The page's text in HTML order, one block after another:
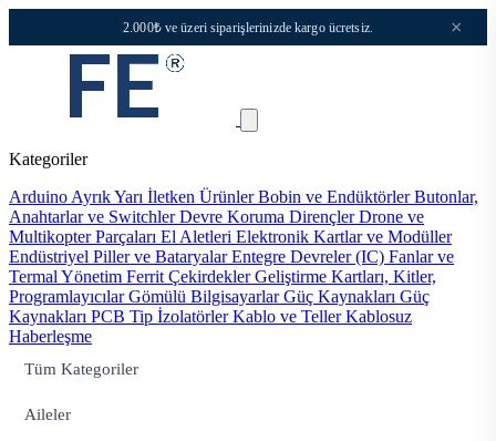
2.000₺ ve üzeri siparişlerinizde kargo ücretsiz. ×
Kategoriler
Arduino Ayrık Yarı İletken ÜrünlerBobin ve EndüktörlerButonlar,
Anahtarlar ve SwitchlerDevre Koruma DirençlerDrone ve
Multikopter Parçaları El Aletleri Elektronik Kartlar ve Modüller
Endüstriyel Piller ve BataryalarEntegre Devreler (IC) Fanlar ve
Termal Yönetim Ferrit ÇekirdeklerGeliştirme Kartları, Kitler,
ProgramlayıcılarGömülü BilgisayarlarGüç Kaynakları Güç
Kaynakları PCB Tip İzolatörlerKablo ve TellerKablosuz
Haberleşme
Tüm Kategoriler
Aileler